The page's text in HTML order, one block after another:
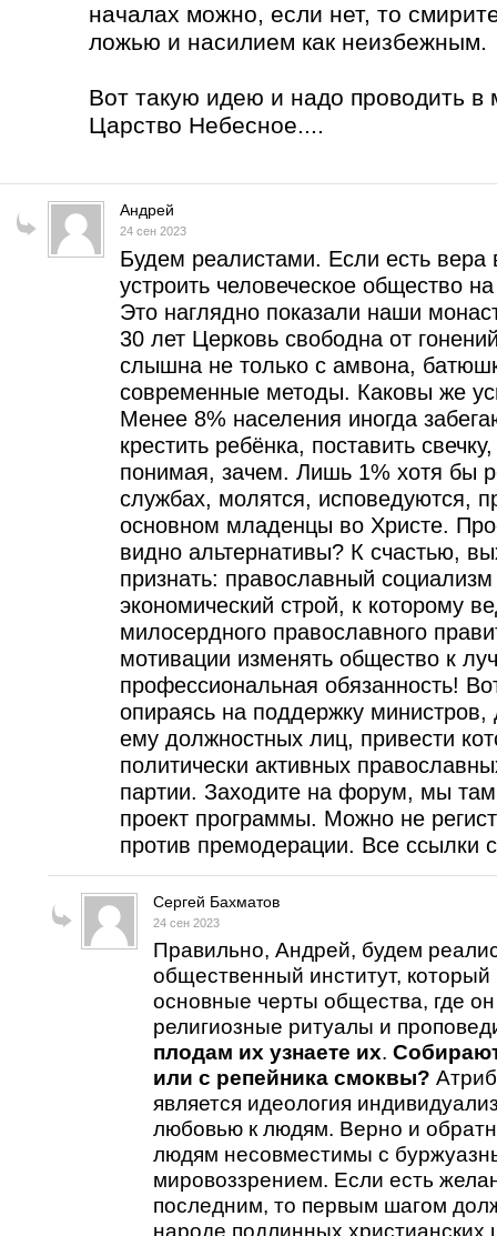
началах можно, если нет, то
ложью и насилием как неизбежным.
Вот такую идею и надо проводить в
Царство Небесное....
Андрей
24 сен 2023
Будем реалистами. Если есть
устроить человеческое общество
Это наглядно показали наши
30 лет Церковь свободна от
слышна не только с амвона,
современные методы. Каковы же
Менее 8% населения иногда
крестить ребёнка, поставить
понимая, зачем. Лишь 1% хотя бы
службах, молятся, исповедуются,
основном младенцы во Христе.
видно альтернативы? К счастью,
признать: православный
экономический строй, к которому
милосердного православного
мотивации изменять общество к
профессиональная обязанность!
опираясь на поддержку министров,
ему должностных лиц, привести
политически активных
партии. Заходите на форум, мы
проект программы. Можно не
против премодерации. Все ссылки
Сергей Бахматов
24 сен 2023
Правильно, Андрей, будем
общественный институт,
основные черты общества, где
религиозные ритуалы и
плодам их узнаете их.
или с репейника смоквы?
является идеология
любовью к людям. Верно и
людям несовместимы с
мировоззрением. Если есть
последним, то первым шагом
народе подлинных христианских